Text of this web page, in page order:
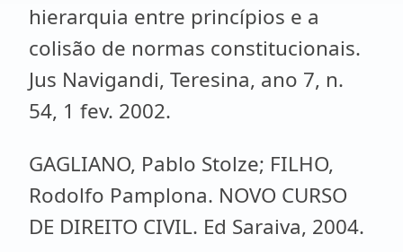
hierarquia entre princípios e a
colisão de normas constitucionais.
Jus Navigandi, Teresina, ano 7, n.
54, 1 fev. 2002.
GAGLIANO, Pablo Stolze; FILHO,
Rodolfo Pamplona. NOVO CURSO
DE DIREITO CIVIL. Ed Saraiva, 2004.